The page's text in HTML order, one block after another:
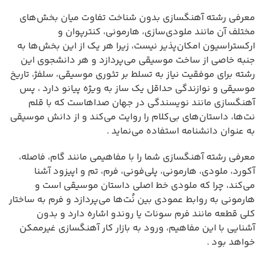
معرفی رشته آهنگسازی بدون شناخت تفاوت میان بخش‌های
مختلف آن مانند ملودی‌سازی، هارمونی، کنترپوان و
ارکستراسیون امکان‌پذیر نیست، زیرا هر یک از این بخش‌ها به
جنبه خاصی از ساخت موسیقی می‌پردازد و هر دانشجوی این
رشته برای موفقیت نیاز به تسلط بر تئوری موسیقی، سلفژ، تاریخ
موسیقی و نوازندگی حداقل یک ساز به ویژه پیانو دارد ، پس
آهنگسازی مانند نویسندگی در جهان صداهاست که با قلم
نت‌ها، داستان‌های بی‌کلام را روایت می‌کند و از دانش موسیقی
به عنوان دانشنامه استفاده می‌نماید .
معرفی رشته آهنگسازی شما را با مفاهیمی مانند گام، فاصله،
آکورد، ملودی، هارمونی، پلی‌فونی، فرم، تم و اپیزود آشنا
می‌کند، چرا که ملودی خط اصلی داستان موسیقی است و
هارمونی به روابط عمودی بین نُت‌ها می‌پردازد و فرم به ساختار
کلی قطعه مانند فرم سونات یا روندو اشاره دارد و بدون
آشنایی با این مفاهیم، ورود به بازار کار آهنگسازی غیرممکن
خواهد بود .